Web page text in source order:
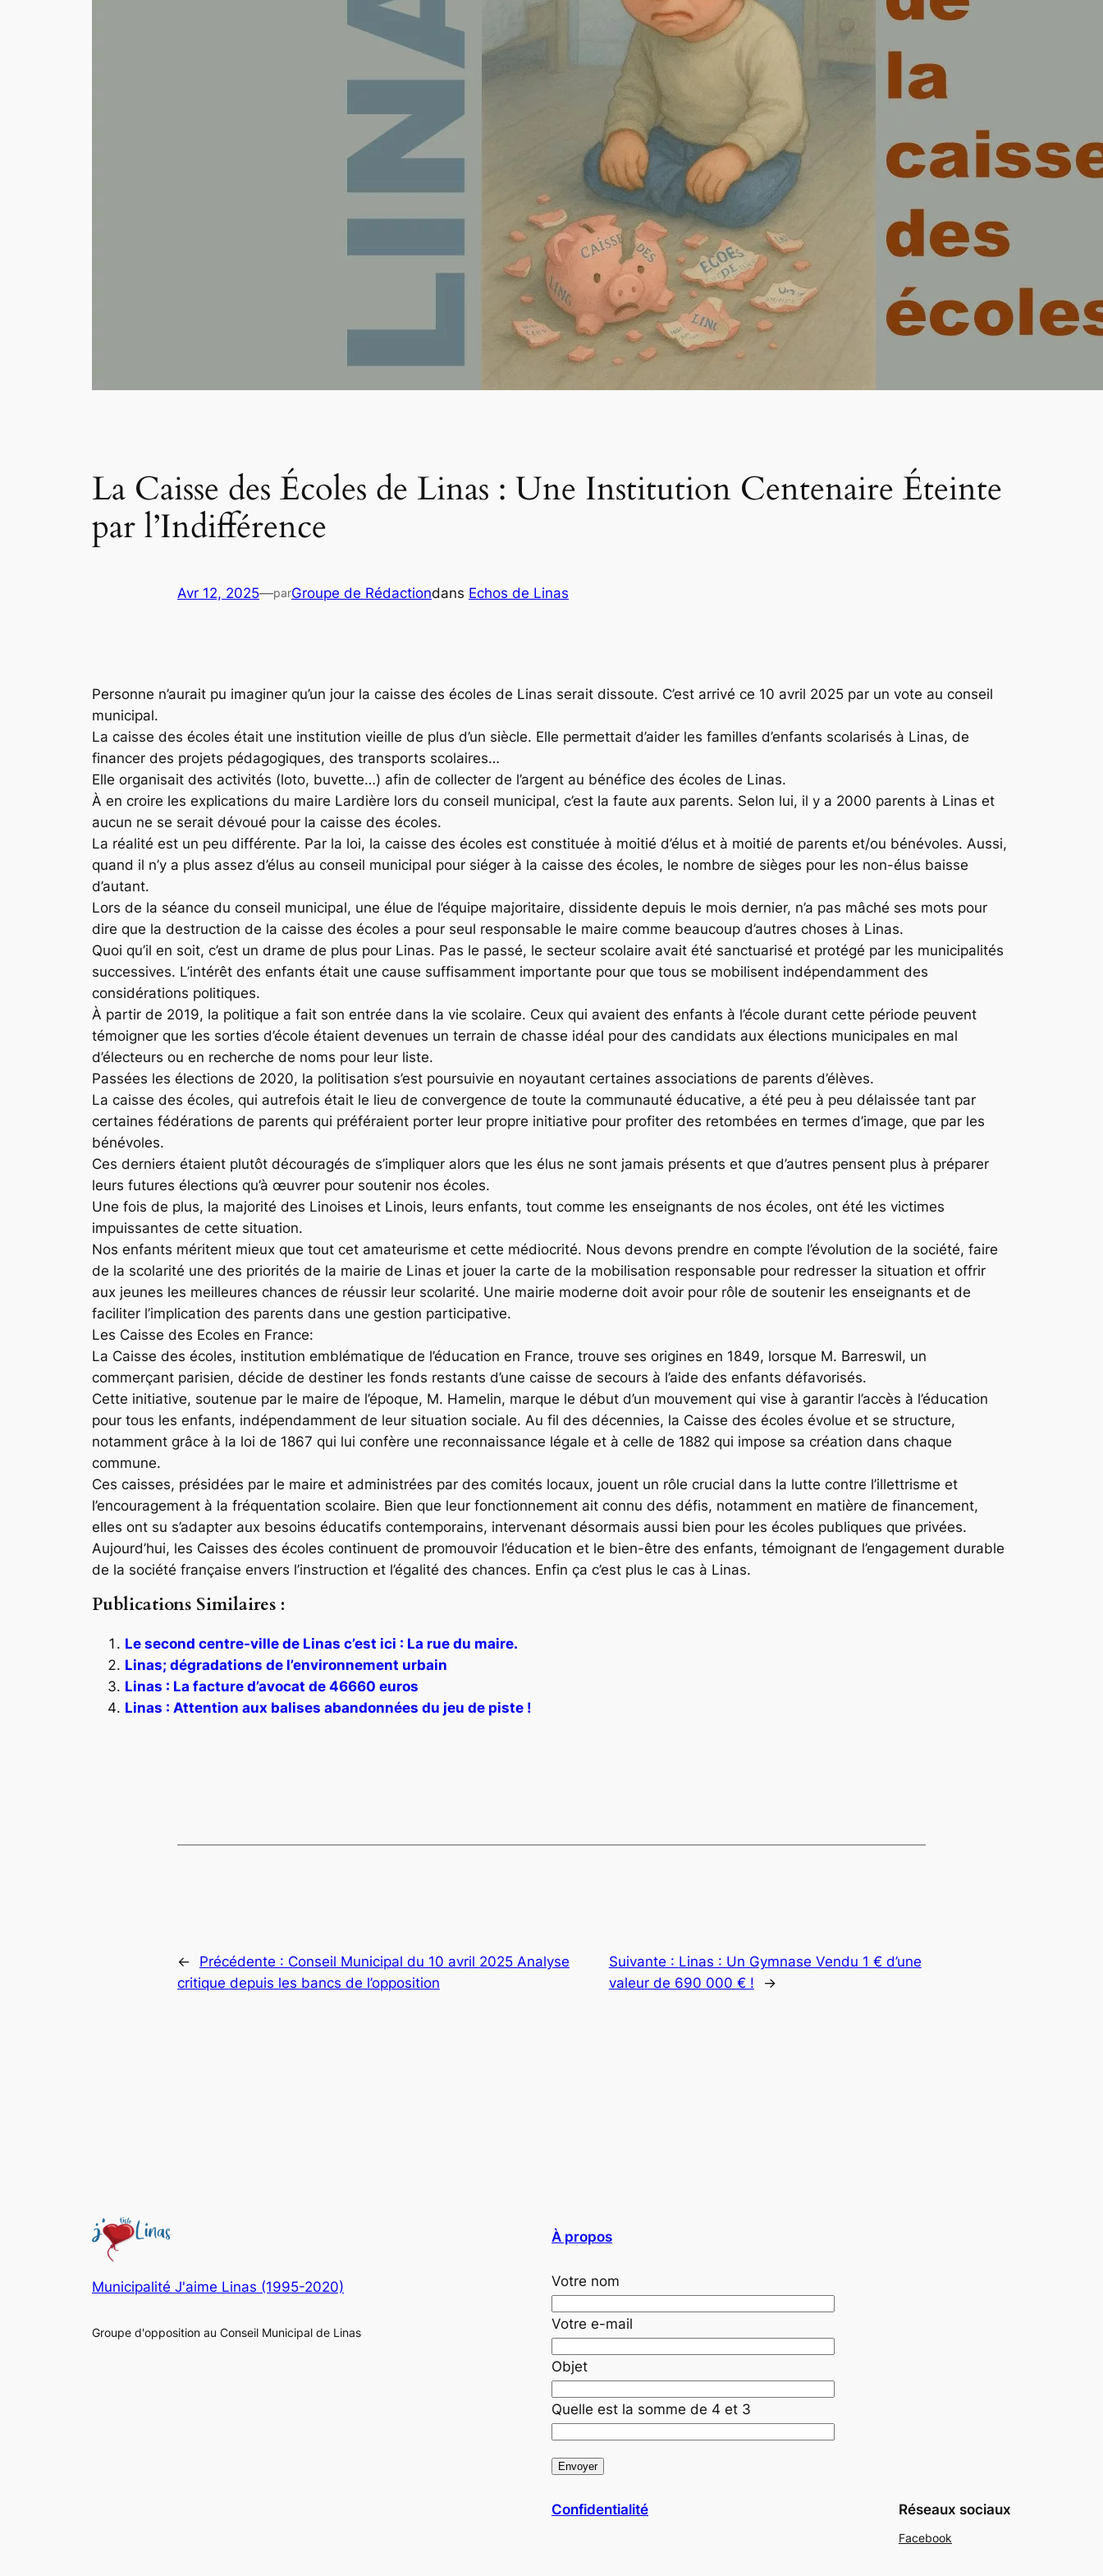
La Caisse des Écoles de Linas : Une Institution Centenaire Éteinte
par l’Indifférence
Avr 12, 2025—parGroupe de Rédactiondans Echos de Linas
Personne n’aurait pu imaginer qu’un jour la caisse des écoles de Linas serait dissoute. C’est arrivé ce 10 avril 2025 par un vote au conseil
municipal.
La caisse des écoles était une institution vieille de plus d’un siècle. Elle permettait d’aider les familles d’enfants scolarisés à Linas, de
financer des projets pédagogiques, des transports scolaires…
Elle organisait des activités (loto, buvette…) afin de collecter de l’argent au bénéfice des écoles de Linas.
À en croire les explications du maire Lardière lors du conseil municipal, c’est la faute aux parents. Selon lui, il y a 2000 parents à Linas et
aucun ne se serait dévoué pour la caisse des écoles.
La réalité est un peu différente. Par la loi, la caisse des écoles est constituée à moitié d’élus et à moitié de parents et/ou bénévoles. Aussi,
quand il n’y a plus assez d’élus au conseil municipal pour siéger à la caisse des écoles, le nombre de sièges pour les non-élus baisse
d’autant.
Lors de la séance du conseil municipal, une élue de l’équipe majoritaire, dissidente depuis le mois dernier, n’a pas mâché ses mots pour
dire que la destruction de la caisse des écoles a pour seul responsable le maire comme beaucoup d’autres choses à Linas.
Quoi qu’il en soit, c’est un drame de plus pour Linas. Pas le passé, le secteur scolaire avait été sanctuarisé et protégé par les municipalités
successives. L’intérêt des enfants était une cause suffisamment importante pour que tous se mobilisent indépendamment des
considérations politiques.
À partir de 2019, la politique a fait son entrée dans la vie scolaire. Ceux qui avaient des enfants à l’école durant cette période peuvent
témoigner que les sorties d’école étaient devenues un terrain de chasse idéal pour des candidats aux élections municipales en mal
d’électeurs ou en recherche de noms pour leur liste.
Passées les élections de 2020, la politisation s’est poursuivie en noyautant certaines associations de parents d’élèves.
La caisse des écoles, qui autrefois était le lieu de convergence de toute la communauté éducative, a été peu à peu délaissée tant par
certaines fédérations de parents qui préféraient porter leur propre initiative pour profiter des retombées en termes d’image, que par les
bénévoles.
Ces derniers étaient plutôt découragés de s’impliquer alors que les élus ne sont jamais présents et que d’autres pensent plus à préparer
leurs futures élections qu’à œuvrer pour soutenir nos écoles.
Une fois de plus, la majorité des Linoises et Linois, leurs enfants, tout comme les enseignants de nos écoles, ont été les victimes
impuissantes de cette situation.
Nos enfants méritent mieux que tout cet amateurisme et cette médiocrité. Nous devons prendre en compte l’évolution de la société, faire
de la scolarité une des priorités de la mairie de Linas et jouer la carte de la mobilisation responsable pour redresser la situation et offrir
aux jeunes les meilleures chances de réussir leur scolarité. Une mairie moderne doit avoir pour rôle de soutenir les enseignants et de
faciliter l’implication des parents dans une gestion participative.
Les Caisse des Ecoles en France:
La Caisse des écoles, institution emblématique de l’éducation en France, trouve ses origines en 1849, lorsque M. Barreswil, un
commerçant parisien, décide de destiner les fonds restants d’une caisse de secours à l’aide des enfants défavorisés.
Cette initiative, soutenue par le maire de l’époque, M. Hamelin, marque le début d’un mouvement qui vise à garantir l’accès à l’éducation
pour tous les enfants, indépendamment de leur situation sociale. Au fil des décennies, la Caisse des écoles évolue et se structure,
notamment grâce à la loi de 1867 qui lui confère une reconnaissance légale et à celle de 1882 qui impose sa création dans chaque
commune.
Ces caisses, présidées par le maire et administrées par des comités locaux, jouent un rôle crucial dans la lutte contre l’illettrisme et
l’encouragement à la fréquentation scolaire. Bien que leur fonctionnement ait connu des défis, notamment en matière de financement,
elles ont su s’adapter aux besoins éducatifs contemporains, intervenant désormais aussi bien pour les écoles publiques que privées.
Aujourd’hui, les Caisses des écoles continuent de promouvoir l’éducation et le bien-être des enfants, témoignant de l’engagement durable
de la société française envers l’instruction et l’égalité des chances. Enfin ça c’est plus le cas à Linas.
Publications Similaires :
Le second centre-ville de Linas c’est ici : La rue du maire.
Linas; dégradations de l’environnement urbain
Linas : La facture d’avocat de 46660 euros
Linas : Attention aux balises abandonnées du jeu de piste !
← Précédente : Conseil Municipal du 10 avril 2025 Analyse
critique depuis les bancs de l’opposition
Suivante : Linas : Un Gymnase Vendu 1 € d’une
valeur de 690 000 € !
→
Municipalité J'aime Linas (1995-2020)
Groupe d'opposition au Conseil Municipal de Linas
À propos
Votre nom
Votre e-mail
Objet
Quelle est la somme de 4 et 3
Confidentialité Réseaux sociaux
Facebook